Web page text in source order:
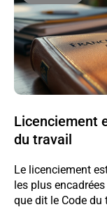
Licenciement
du travail
Le licenciement
les plus
que dit le Code du